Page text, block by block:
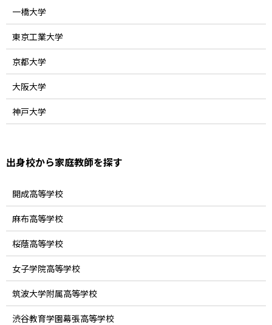
一橋大学
東京工業大学
京都大学
大阪大学
神戸大学
出身校から家庭教師を探す
開成高等学校
麻布高等学校
桜蔭高等学校
女子学院高等学校
筑波大学附属高等学校
渋谷教育学園幕張高等学校